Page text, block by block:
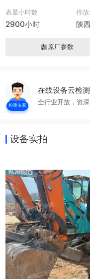
表显小时数
2900小时
停
陕
原厂参数
检测专家
在线设备云检测
全行业开放，资
设备实拍